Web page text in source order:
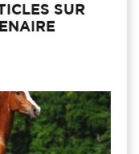
SUR